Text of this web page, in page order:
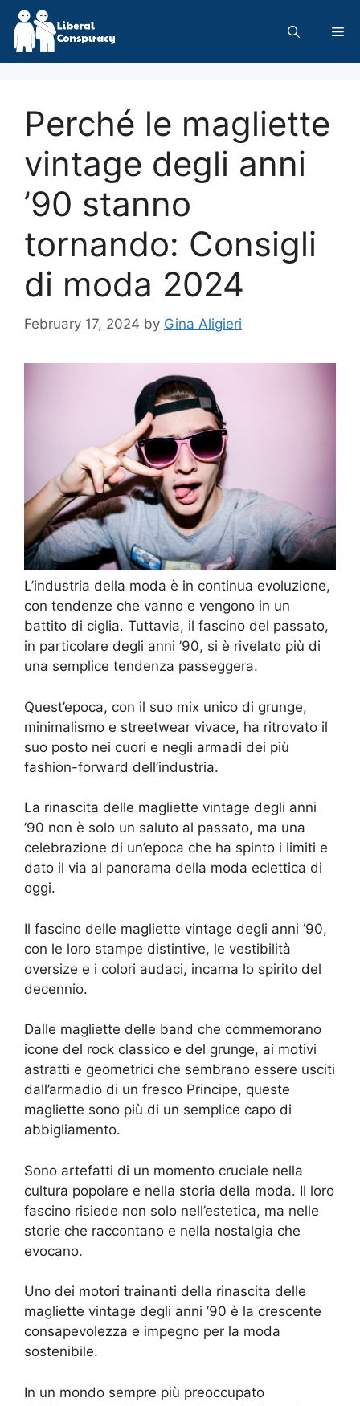
Skip
content
Perché le magliette
vintage degli anni
’90 stanno
tornando: Consigli
di moda 2024
February 17, 2024 by Gina Aligieri
L’industria della moda è in continua evoluzione,
con tendenze che vanno e vengono in un
battito di ciglia. Tuttavia, il fascino del passato,
in particolare degli anni ’90, si è rivelato più di
una semplice tendenza passeggera.
Quest’epoca, con il suo mix unico di grunge,
minimalismo e streetwear vivace, ha ritrovato il
suo posto nei cuori e negli armadi dei più
fashion-forward dell’industria.
La rinascita delle magliette vintage degli anni
’90 non è solo un saluto al passato, ma una
celebrazione di un’epoca che ha spinto i limiti e
dato il via al panorama della moda eclettica di
oggi.
Il fascino delle magliette vintage degli anni ’90,
con le loro stampe distintive, le vestibilità
oversize e i colori audaci, incarna lo spirito del
decennio.
Dalle magliette delle band che commemorano
icone del rock classico e del grunge, ai motivi
astratti e geometrici che sembrano essere usciti
dall’armadio di un fresco Principe, queste
magliette sono più di un semplice capo di
abbigliamento.
Sono artefatti di un momento cruciale nella
cultura popolare e nella storia della moda. Il loro
fascino risiede non solo nell’estetica, ma nelle
storie che raccontano e nella nostalgia che
evocano.
Uno dei motori trainanti della rinascita delle
magliette vintage degli anni ’90 è la crescente
consapevolezza e impegno per la moda
sostenibile.
In un mondo sempre più preoccupato